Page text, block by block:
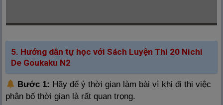
5. Hướng dẫn tự học với Sách Luyện Thi 20 Nichi
De Goukaku N2
Bước 1: Hãy để ý thời gian làm bài vì khi đi thi việc
phân bố thời gian là rất quan trọng.